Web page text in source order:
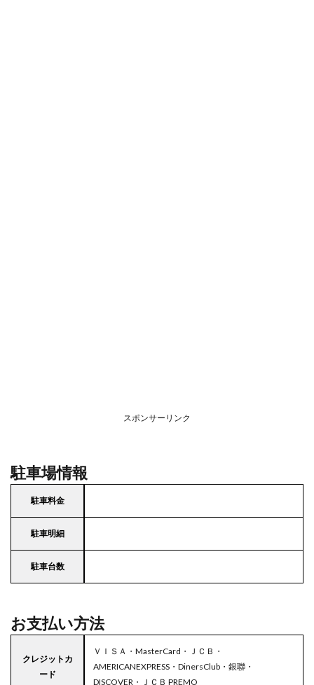
スポンサーリンク
駐車場情報
駐車料金
駐車明細
駐車台数
お支払い方法
クレジットカ
ード
ＶＩＳＡ・MasterCard・ＪＣＢ・
AMERICANEXPRESS・DinersClub・銀聯・
DISCOVER・ＪＣＢ PREMO